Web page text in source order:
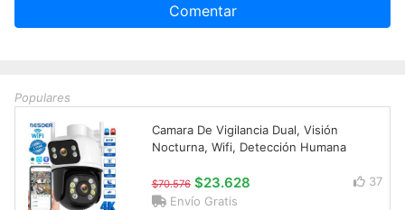
Comentar
Populares
Camara De Vigilancia Dual, Visión
Nocturna, Wifi, Detección Humana
$70.576 $23.628
37
Envío Gratis